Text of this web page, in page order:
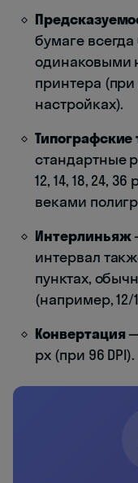
бумаге
одинаковыми
принтера
настройках).
стандартные
12, 14, 18, 24,
веками
Интерлиньяж
интервал
пунктах,
(например, 12/
Конвертация
px (при 96 DPI).